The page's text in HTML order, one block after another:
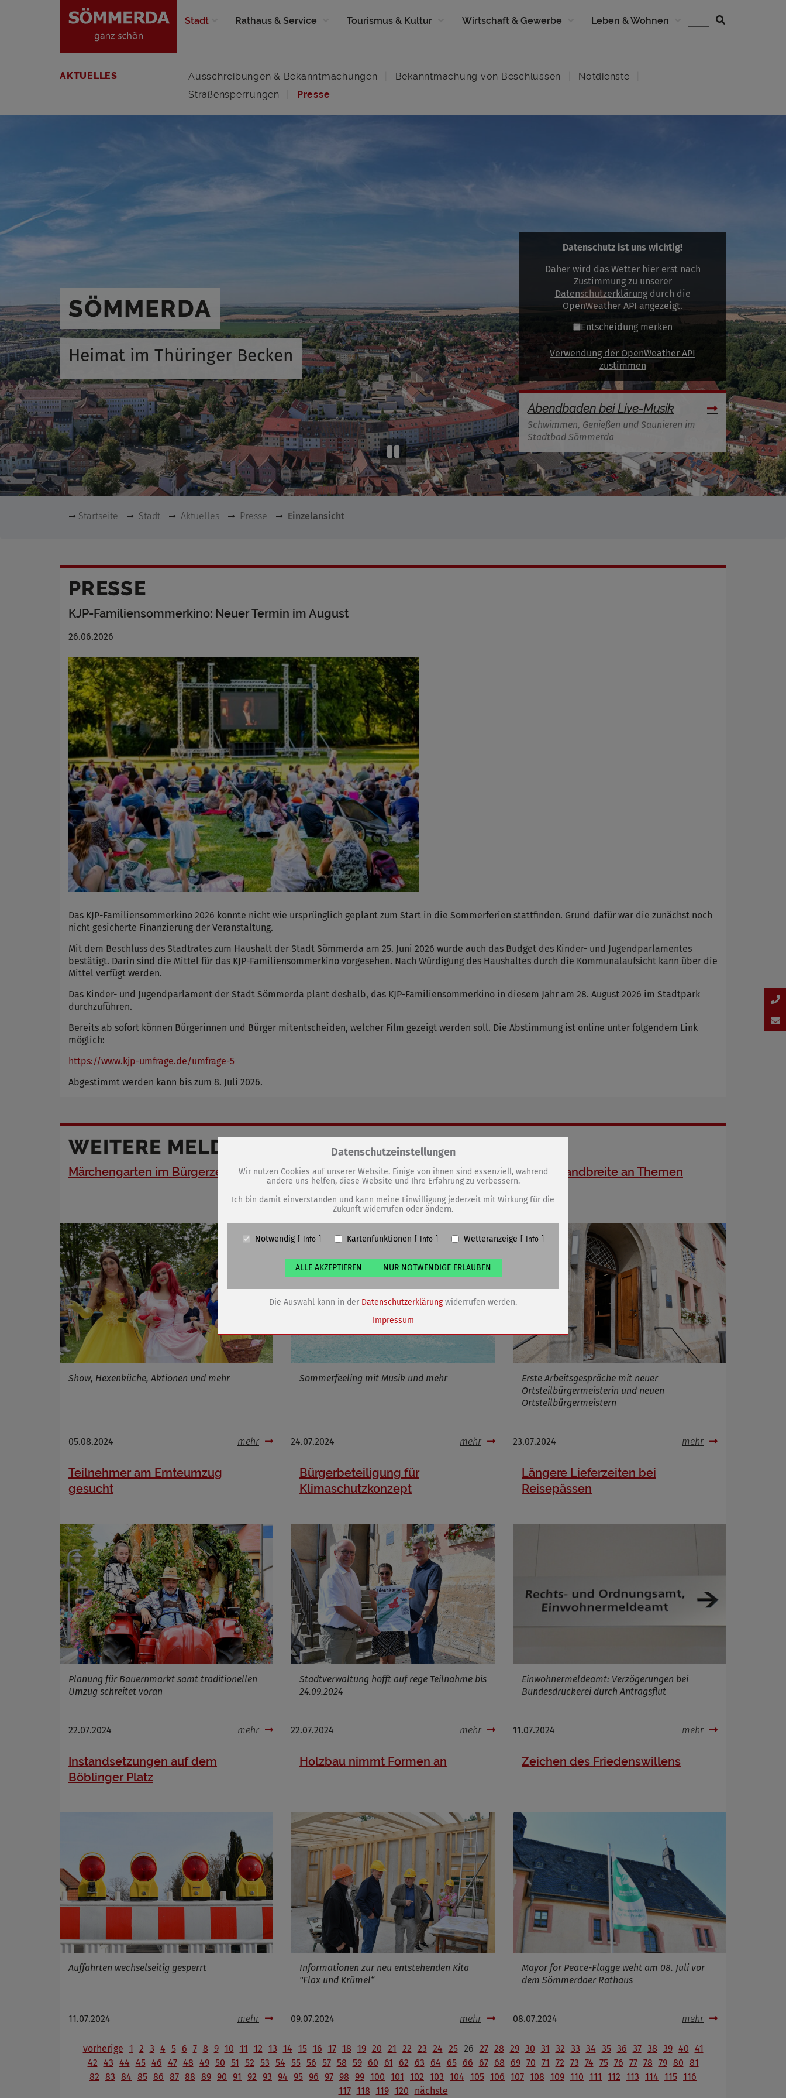
Stadt Rathaus & Service Tourismus & Kultur Wirtschaft & Gewerbe Leben & Wohnen
AKTUELLES Ausschreibungen & Bekanntmachungen Bekanntmachung von Beschlüssen
Notdienste
Straßensperrungen
Presse
SÖMMERDA
Heimat im Thüringer Becken
Datenschutz ist uns wichtig!
Daher wird das Wetter hier erst nach
Zustimmung zu unserer
Datenschutzerklärungdurch die
OpenWeather API angezeigt.
Entscheidung merken
Verwendung der OpenWeather API
zustimmen
Abendbaden bei Live-Musik
Schwimmen, Genießen und Saunieren im
Stadtbad Sömmerda
Startseite Stadt Aktuelles Presse Einzelansicht
PRESSE
KJP-Familiensommerkino: Neuer Termin im August
26.06.2026
Das KJP-Familiensommerkino 2026 konnte nicht wie ursprünglich geplant zum Start in die Sommerferien stattfinden. Grund dafür war die zunächst noch
nicht gesicherte Finanzierung der Veranstaltung.
Mit dem Beschluss des Stadtrates zum Haushalt der Stadt Sömmerda am 25. Juni 2026 wurde auch das Budget des Kinder- und Jugendparlamentes
bestätigt. Darin sind die Mittel für das KJP-Familiensommerkino vorgesehen. Nach Würdigung des Haushaltes durch die Kommunalaufsicht kann über die
Mittel verfügt werden.
Das Kinder- und Jugendparlament der Stadt Sömmerda plant deshalb, das KJP-Familiensommerkino in diesem Jahr am 28. August 2026 im Stadtpark
durchzuführen.
Bereits ab sofort können Bürgerinnen und Bürger mitentscheiden, welcher Film gezeigt werden soll. Die Abstimmung ist online unter folgendem Link
möglich:
https://www.kjp-umfrage.de/umfrage-5
Abgestimmt werden kann bis zum 8. Juli 2026.
WEITERE MELDUNGEN
Märchengarten im Bürgerzentrum
Show, Hexenküche, Aktionen und mehr
05.08.2024 mehr
Verlängerte Öffnungszeiten im
Stadtbad
Sommerfeeling mit Musik und mehr
24.07.2024 mehr
Große Bandbreite an Themen
Erste Arbeitsgespräche mit neuer
Ortsteilbürgermeisterin und neuen
Ortsteilbürgermeistern
23.07.2024 mehr
Teilnehmer am Ernteumzug
gesucht
Planung für Bauernmarkt samt traditionellen
Umzug schreitet voran
22.07.2024 mehr
Bürgerbeteiligung für
Klimaschutzkonzept
Stadtverwaltung hofft auf rege Teilnahme bis
24.09.2024
22.07.2024 mehr
Längere Lieferzeiten bei
Reisepässen
Einwohnermeldeamt: Verzögerungen bei
Bundesdruckerei durch Antragsflut
11.07.2024 mehr
Instandsetzungen auf dem
Böblinger Platz
Auffahrten wechselseitig gesperrt
11.07.2024 mehr
Holzbau nimmt Formen an
Informationen zur neu entstehenden Kita
"Flax und Krümel“
09.07.2024 mehr
Zeichen des Friedenswillens
Mayor for Peace-Flagge weht am 08. Juli vor
dem Sömmerdaer Rathaus
08.07.2024 mehr
vorherige 1 2 3 4 5 6 7 8 9 10 11 12 13 14 15 16 17 18 19 20 21 22 23 24 25 26 27 28 29 30 31 32 33 34 35 36 37 38 39 40 41
42 43 44 45 46 47 48 49 50 51 52 53 54 55 56 57 58 59 60 61 62 63 64 65 66 67 68 69 70 71 72 73 74 75 76 77 78 79 80 81
82 83 84 85 86 87 88 89 90 91 92 93 94 95 96 97 98 99 100 101 102 103 104 105 106 107 108 109 110 111 112 113 114 115 116
117 118 119 120 nächste
Zum Betrieb der Seite notwendige Cookies / Drittanbieter:
PHP Session Cookie
Anbieter
Eigentümer dieser Website (Wenko-Wenselaar GmbH & Co. KG)
Absicherung Kontaktformular / SPAM Schutz
Cookie Name
PHPSESSID, fe_typo_user
Cookie Laufzeit
undefined
Cookiespeicherung Entscheidungscookie
Cookies.
Cookie Laufzeit
Zweck
Cookie Name
Cookie Laufzeit
Infos schließen
Datenschutzeinstellungen
Wir nutzen Cookies auf unserer Website. Einige von ihnen sind essenziell, während
andere uns helfen, diese Website und Ihre Erfahrung zu verbessern.
Ich bin damit einverstanden und kann meine Einwilligung jederzeit mit Wirkung für die
Zukunft widerrufen oder ändern.
Notwendig Info Kartenfunktionen Info Wetteranzeige Info
ALLE AKZEPTIEREN NUR NOTWENDIGE ERLAUBEN
Die Auswahl kann in der Datenschutzerklärungwiderrufen werden.
Impressum